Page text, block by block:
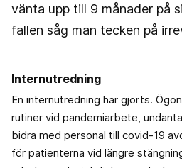
vänta upp till 9 månader på
fallen såg man tecken på
Internutredning
En internutredning har gjorts.
rutiner vid pandemiarbete,
bidra med personal till covid-19
för patienterna vid längre